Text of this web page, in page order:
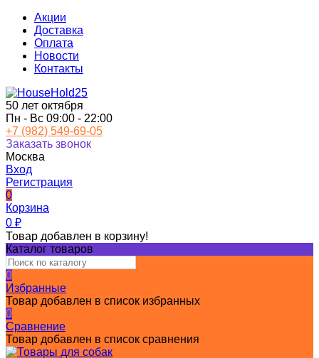
Акции
Доставка
Оплата
Новости
Контакты
50 лет октября
Пн - Вс 09:00 - 22:00
+7 (982) 549-69-05
Заказать звонок
Москва
Вход
Регистрация
0
Корзина
0 ₽
Товар добавлен в корзину!
Каталог товаров
0
Избранные
Товар добавлен в список избранных
0
Сравнение
Товар добавлен в список сравнения